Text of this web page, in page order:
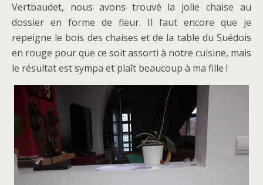
Vertbaudet, nous avons trouvé la jolie chaise au
dossier en forme de fleur. Il faut encore que je
repeigne le bois des chaises et de la table du Suédois
en rouge pour que ce soit assorti à notre cuisine, mais
le résultat est sympa et plaît beaucoup à ma fille !